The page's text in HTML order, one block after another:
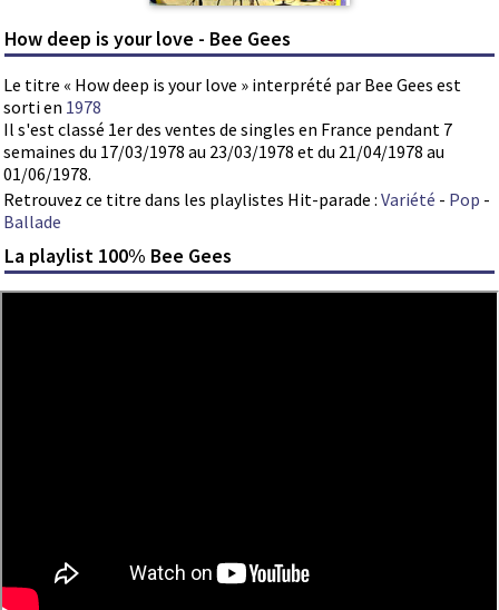
How deep is your love - Bee Gees
Le titre « How deep is your love » interprété par Bee Gees est
sorti en 1978
Il s'est classé 1er des ventes de singles en France pendant 7
semaines du 17/03/1978 au 23/03/1978 et du 21/04/1978 au
01/06/1978.
Retrouvez ce titre dans les playlistes Hit-parade : Variété - Pop -
Ballade
La playlist 100% Bee Gees